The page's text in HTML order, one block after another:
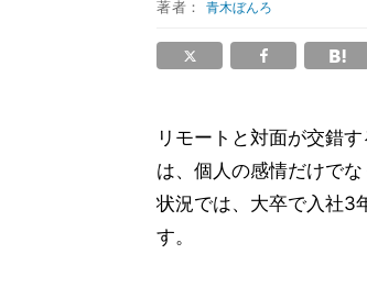
著者：青木ぼんろ
リモートと対面が交錯
は、個人の感情だけでな
状況では、大卒で入社3
す。